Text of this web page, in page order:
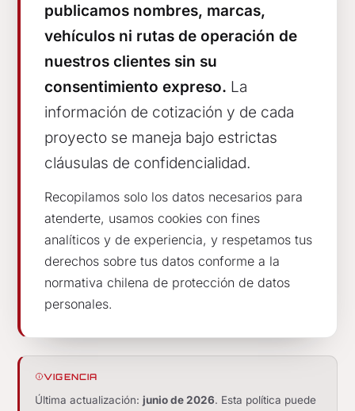
publicamos nombres, marcas,
vehículos ni rutas de operación de
nuestros clientes sin su
consentimiento expreso. La
información de cotización y de cada
proyecto se maneja bajo estrictas
cláusulas de confidencialidad.
Recopilamos solo los datos necesarios para
atenderte, usamos cookies con fines
analíticos y de experiencia, y respetamos tus
derechos sobre tus datos conforme a la
normativa chilena de protección de datos
personales.
VIGENCIA
Última actualización: junio de 2026. Esta política puede